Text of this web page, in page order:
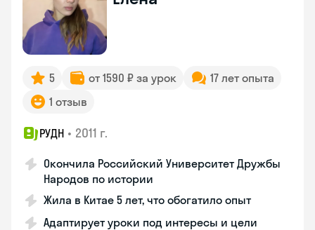
5 от 1590 ₽ за урок
17 лет опыта
1 отзыв
РУДН • 2011 г.
Окончила Российский Университет Дружбы
Народов по истории
Жила в Китае 5 лет, что обогатило опыт
Адаптирует уроки под интересы и цели